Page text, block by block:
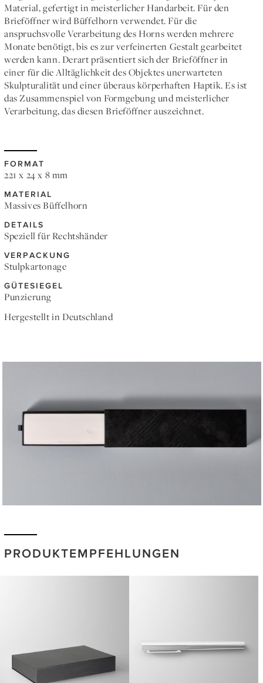
Material, gefertigt in meisterlicher Handarbeit. Für den
Brieföffner wird Büffelhorn verwendet. Für die
anspruchsvolle Verarbeitung des Horns werden mehrere
Monate benötigt, bis es zur verfeinerten Gestalt gearbeitet
werden kann. Derart präsentiert sich der Brieföffner in
einer für die Alltäglichkeit des Objektes unerwarteten
Skulpturalität und einer überaus körperhaften Haptik. Es ist
das Zusammenspiel von Formgebung und meisterlicher
Verarbeitung, das diesen Brieföffner auszeichnet.
FORMAT
221 x 24 x 8 mm
MATERIAL
Massives Büffelhorn
DETAILS
Speziell für Rechtshänder
VERPACKUNG
Stulpkartonage
GÜTESIEGEL
Punzierung
Hergestellt in Deutschland
PRODUKTEMPFEHLUNGEN